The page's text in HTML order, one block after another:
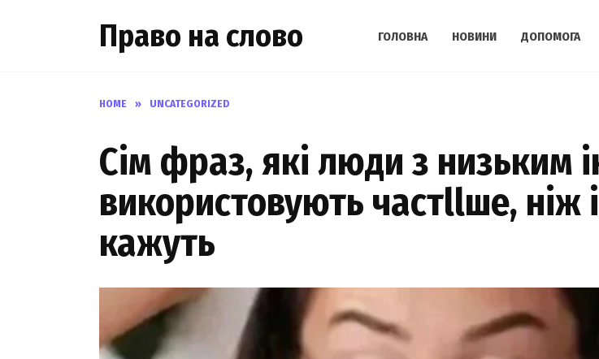
Право на слово ГОЛОВНА НОВИНИ ДОПОМОГА
HOME » UNCATEGORIZED
Сім фраз, які люди з низьким
використовують частllше, ніж
кажуть